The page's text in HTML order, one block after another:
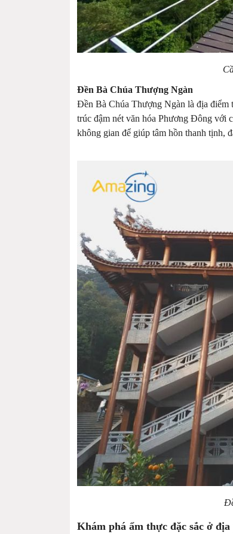
Đền Bà Chúa Thượng Ngàn
Đền Bà Chúa Thượng Ngàn là địa
trúc đậm nét văn hóa Phương Đông với
không gian để giúp tâm hồn thanh tịnh,
Khám phá ẩm thực đặc sắc ở